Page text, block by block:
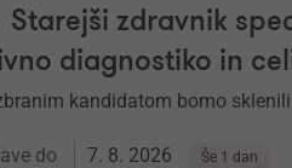
Starejši zdravnik
diagnostiko in
kandidatom bomo
do 7. 8. 2026 Še 1 dan